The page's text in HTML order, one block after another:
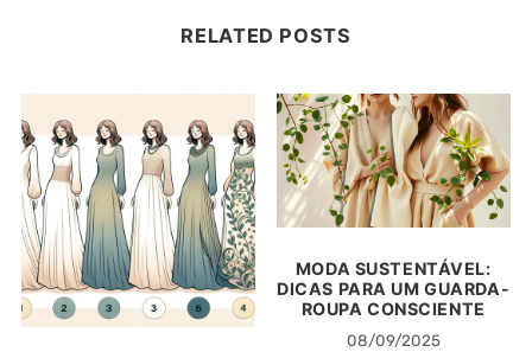
RELATED POSTS
MODA SUSTENTÁVEL:
DICAS PARA UM GUARDA-
ROUPA CONSCIENTE
08/09/2025